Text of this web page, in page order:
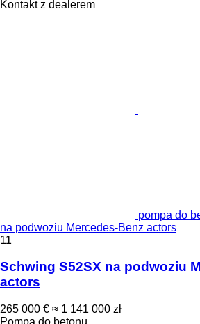
Kontakt z dealerem
pompa do
na podwoziu Mercedes-Benz actors
11
Schwing S52SX na podwoziu
actors
265 000 € ≈ 1 141 000 zł
Pompa do betonu